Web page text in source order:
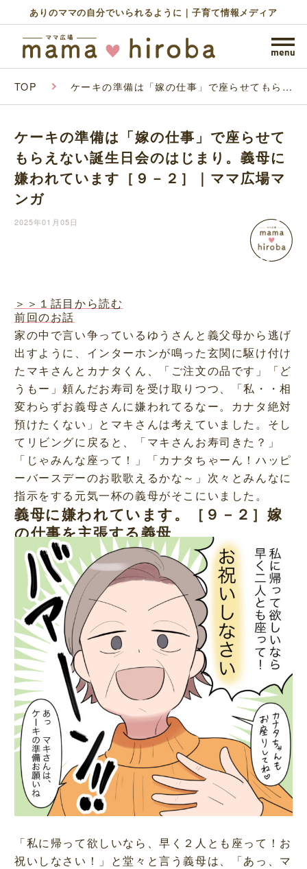
ありのママの自分でいられるように｜子育て情報メディア
TOP ケーキの準備は「嫁の仕事」で座らせてもらえ
す［９－２］｜ママ広場マンガ
ケーキの準備は「嫁の仕事」で座らせて
もらえない誕生日会のはじまり。義母に
嫌われています［９－２］｜ママ広場マ
ンガ
2025年01月05日
＞＞１話目から読む
前回のお話
家の中で言い争っているゆうさんと義父母から逃げ
出すように、インターホンが鳴った玄関に駆け付け
たマキさんとカナタくん、「ご注文の品です」「ど
うもー」頼んだお寿司を受け取りつつ、「私・・相
変わらずお義母さんに嫌われてるなー。カナタ絶対
預けたくない」とマキさんは考えていました。そし
てリビングに戻ると、「マキさんお寿司きた？」
「じゃみんな座って！」「カナタちゃーん！ハッピ
ーバースデーのお歌歌えるかな～」次々とみんなに
指示をする元気一杯の義母がそこにいました。
義母に嫌われています。［９－２］嫁
の仕事を主張する義母
「私に帰って欲しいなら、早く２人とも座って！お
祝いしなさい！」と堂々と言う義母は、「あっ、マ